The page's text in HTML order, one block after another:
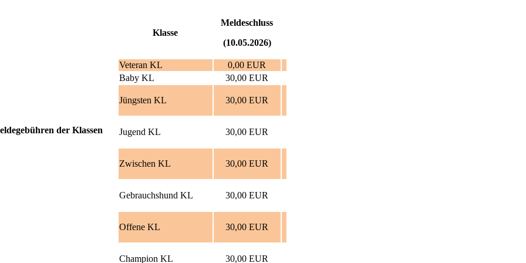
der Klassen
Klasse
Meldeschluss
(10.05.2026)
Veteran KL
0,00 EUR
Baby KL
30,00 EUR
Jüngsten KL 30,00 EUR
Jugend KL 30,00 EUR
Zwischen KL 30,00 EUR
Gebrauchshund KL 30,00 EUR
Offene KL 30,00 EUR
Champion KL 30,00 EUR